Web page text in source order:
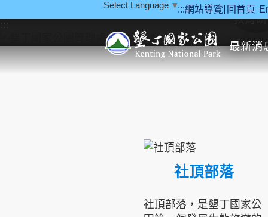
:::網站導覽 回首頁
Select Language ▼
最新消
::: 教育
社頂部落
社頂部落，是墾丁國家公